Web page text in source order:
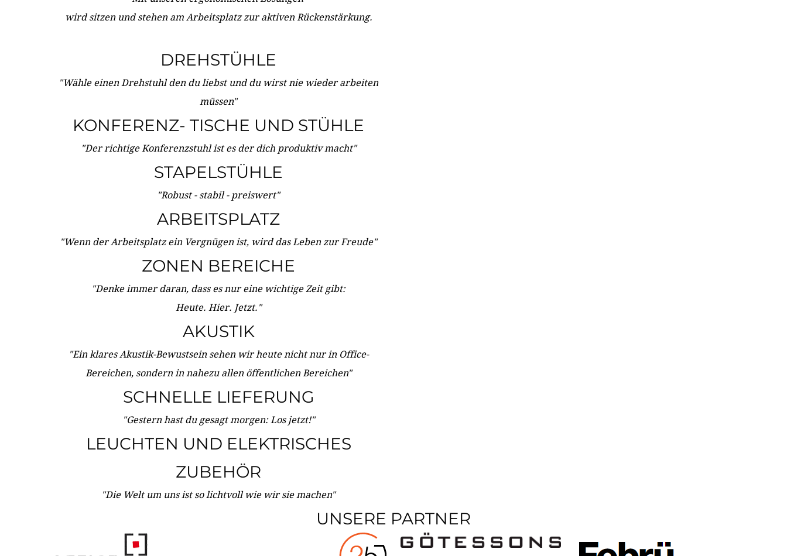
wird sitzen und stehen am Arbeitsplatz zur aktiven Rückenstärkung.
DREHSTÜHLE
"Wähle einen Drehstuhl den du liebst und du wirst nie wieder arbeiten
müssen"
KONFERENZ- TISCHE UND STÜHLE
"Der richtige Konferenzstuhl ist es der dich produktiv macht"
STAPELSTÜHLE
"Robust - stabil - preiswert"
ARBEITSPLATZ
"Wenn der Arbeitsplatz ein Vergnügen ist, wird das Leben zur Freude"
ZONEN BEREICHE
"Denke immer daran, dass es nur eine wichtige Zeit gibt:
Heute. Hier. Jetzt."
AKUSTIK
"Ein klares Akustik-Bewustsein sehen wir heute nicht nur in Office-
Bereichen, sondern in nahezu allen öffentlichen Bereichen"
SCHNELLE LIEFERUNG
"Gestern hast du gesagt morgen: Los jetzt!"
LEUCHTEN UND ELEKTRISCHES
ZUBEHÖR
"Die Welt um uns ist so lichtvoll wie wir sie machen"
UNSERE PARTNER